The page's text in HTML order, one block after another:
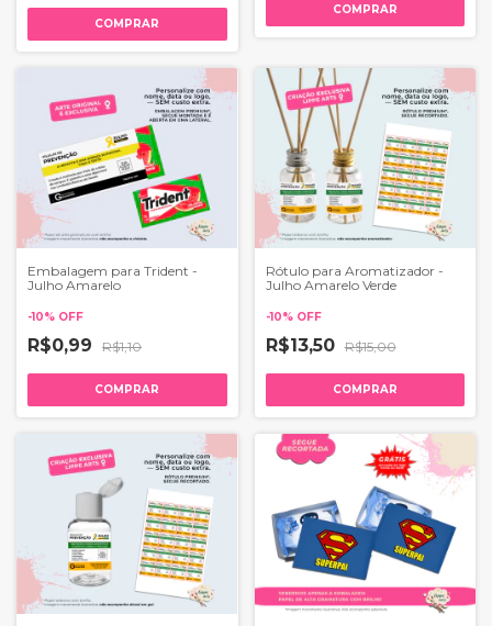
COMPRAR
COMPRAR
Embalagem para Trident -
Julho Amarelo
-10% OFF
R$0,99 R$1,10
COMPRAR
Rótulo para Aromatizador -
Julho Amarelo Verde
-10% OFF
R$13,50 R$15,00
COMPRAR